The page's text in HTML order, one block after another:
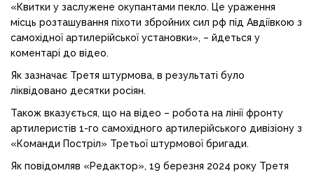
«Квитки у заслужене окупантами пекло. Це ураження
місць розташування піхоти збройних сил рф під Авдіївкою з
самохідної артилерійської установки», – йдеться у
коментарі до відео.
Як зазначає Третя штурмова, в результаті було
ліквідовано десятки росіян.
Також вказується, що на відео – робота на лінії фронту
артилеристів 1-го самохідного артилерійського дивізіону з
«Команди Постріл» Третьої штурмової бригади.
Як повідомляв «Редактор», 19 березня 2024 року Третя